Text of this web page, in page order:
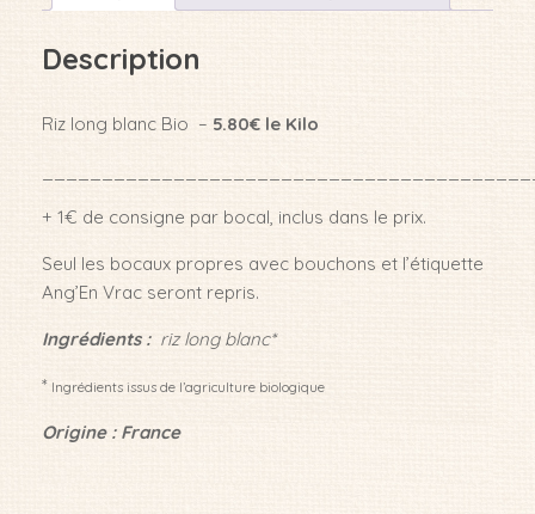
IGP
Description
Riz long blanc Bio – 5.80€ le Kilo
+ 1€ de consigne par bocal, inclus dans le prix.
Seul les bocaux propres avec bouchons et l’étiquette
Ang’En Vrac seront repris.
Ingrédients : riz long blanc*
* Ingrédients issus de l’agriculture biologique
Origine : France